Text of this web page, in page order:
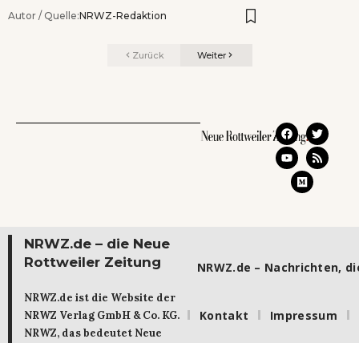
Autor / Quelle:NRWZ-Redaktion
Zurück Weiter
NRWZ.de – die Neue
Rottweiler Zeitung
NRWZ.de ist die Website der
NRWZ Verlag GmbH & Co. KG.
NRWZ, das bedeutet Neue
NRWZ.de – Nachrichten,
Kontakt Impressum